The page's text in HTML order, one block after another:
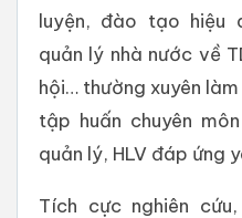
luyện, đào tạo hiệu
quản lý nhà nước về
hội… thường xuyên
tập huấn chuyên
quản lý, HLV đáp ứng
Tích cực nghiên